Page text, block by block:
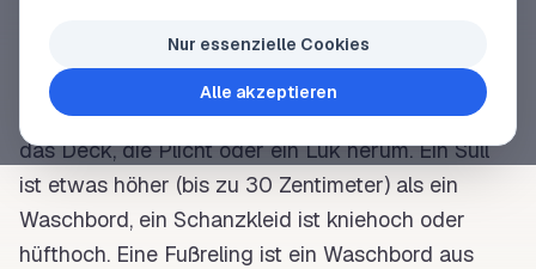
gegen ein Abrutschen oder zum sicheren Halt bei
Krängung
. Früher galt als Waschbord jedes
Bord
zum Schutz gegen überkommendes Wasser, um
dasDeck, diePlichtoder einLukherum. EinSüll
ist etwas höher (bis zu 30 Zentimeter) als ein
Waschbord, ein Schanzkleid ist kniehoch oder
hüfthoch. Eine Fußreling ist ein Waschbord aus
Nur essenzielle Cookies
Alle akzeptieren